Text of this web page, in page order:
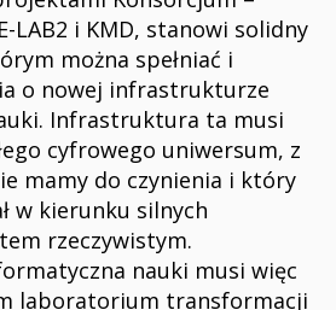
LAB2 i KMD, stanowi solidny
można spełniać i
o nowej infrastrukturze
Infrastruktura ta musi
cyfrowego uniwersum, z
mamy do czynienia i który
w kierunku silnych
rzeczywistym.
nauki musi więc
laboratorium transformacji